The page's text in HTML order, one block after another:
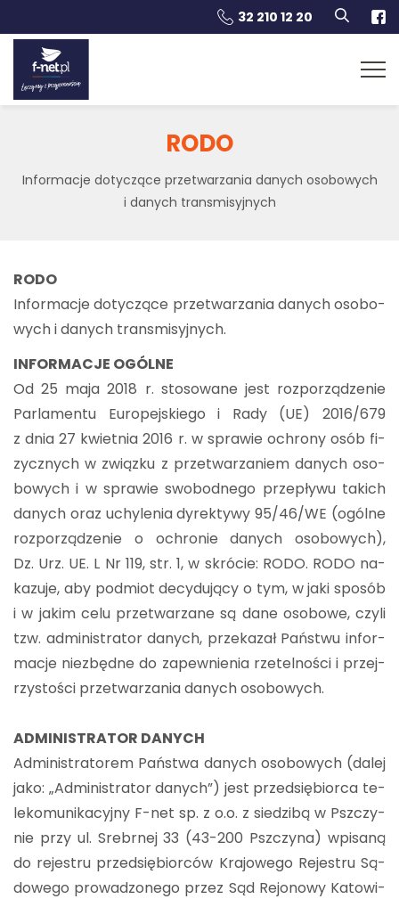
32 210 12 20
RODO
In­for­ma­cje do­ty­czą­ce prze­twa­rza­nia da­nych oso­bo­wych
i da­nych trans­mi­syj­nych
RODO
In­for­ma­cje do­ty­czą­ce prze­twa­rza­nia da­nych oso­bo­
wych i da­nych trans­mi­syj­nych.
IN­FOR­MA­CJE OGÓL­NE
Od 25 maja 2018 r. sto­so­wa­ne jest roz­po­rzą­dze­nie
Par­la­men­tu Eu­ro­pej­skie­go i Rady (UE) 2016/679
z dnia 27 kwiet­nia 2016 r. w spra­wie ochro­ny osób fi­
zycz­nych w związ­ku z prze­twa­rza­niem da­nych oso­
bo­wych i w spra­wie swo­bod­ne­go prze­pły­wu ta­kich
da­nych oraz uchy­le­nia dy­rek­ty­wy 95/46/WE (ogól­ne
roz­po­rzą­dze­nie o ochro­nie da­nych oso­bo­wych),
Dz. Urz. UE. L Nr 119, str. 1, w skró­cie: RODO. RODO na­
ka­zu­je, aby pod­miot de­cy­du­ją­cy o tym, w jaki spo­sób
i w jakim celu prze­twa­rza­ne są dane oso­bo­we, czyli
tzw. ad­mi­ni­stra­tor da­nych, prze­ka­zał Pań­stwu in­for­
ma­cje nie­zbęd­ne do za­pew­nie­nia rze­tel­no­ści i przej­
rzy­sto­ści prze­twa­rza­nia da­nych oso­bo­wych.
AD­MI­NI­STRA­TOR DA­NYCH
Ad­mi­ni­stra­to­rem Pań­stwa da­nych oso­bo­wych (dalej
jako: „Ad­mi­ni­stra­tor da­nych”) jest przed­się­bior­ca te­
le­ko­mu­ni­ka­cyj­ny F-net sp. z o.o. z sie­dzi­bą w Psz­czy­
nie przy ul. Srebr­nej 33 (43-200 Psz­czy­na) wpi­sa­ną
do re­je­stru przed­się­bior­ców Kra­jo­we­go Re­je­stru Są­
do­we­go pro­wa­dzo­ne­go przez Sąd Re­jo­no­wy Ka­to­wi­